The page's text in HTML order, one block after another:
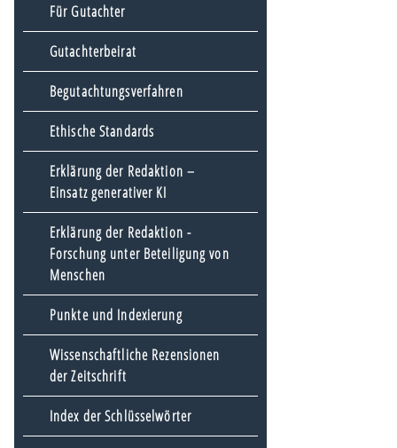
Für Gutachter
Gutachterbeirat
Begutachtungsverfahren
Ethische Standards
Erklärung der Redaktion –
Einsatz generativer KI
Erklärung der Redaktion -
Forschung unter Beteiligung von
Menschen
Punkte und Indexierung
Wissenschaftliche Rezensionen
der Zeitschrift
Index der Schlüsselwörter